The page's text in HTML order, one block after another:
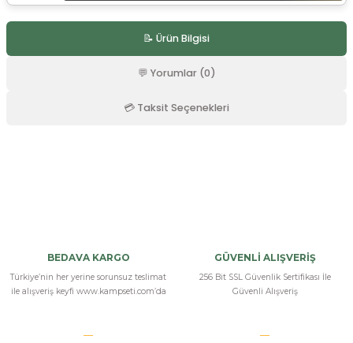
📝 Ürün Bilgisi
💬 Yorumlar (0)
💳 Taksit Seçenekleri
BEDAVA KARGO
Türkiye’nin her yerine sorunsuz teslimat
ile alışveriş keyfi www.kampseti.com’da
GÜVENLİ ALIŞVERİŞ
256 Bit SSL Güvenlik Sertifikası İle
Güvenli Alışveriş